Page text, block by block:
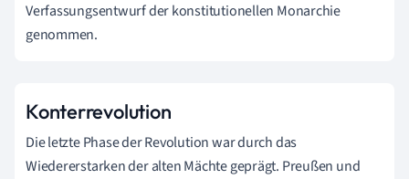
Verfassungsentwurf der konstitutionellen Monarchie
genommen.
Konterrevolution
Die letzte Phase der Revolution war durch das
Wiedererstarken der alten Mächte geprägt. Preußen und